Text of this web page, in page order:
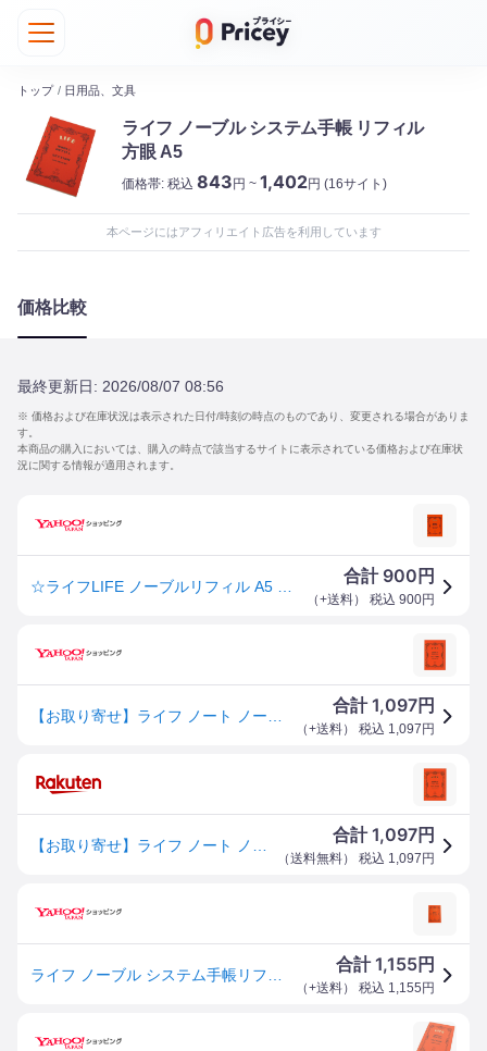
トップ / 日用品、文具
ライフ ノーブル システム手帳 リフィル
方眼 A5
価格帯: 税込 843円 ~ 1,402円 (16サイト)
本ページにはアフィリエイト広告を利用しています
価格比較
最終更新日: 2026/08/07 08:56
※ 価格および在庫状況は表示された日付/時刻の時点のものであり、変更される場合がありま
す。
本商品の購入においては、購入の時点で該当するサイトに表示されている価格および在庫状
況に関する情報が適用されます。
合計 900 円
（+送料） 税込 900円
合計1,097円
（+送料） 税込 1,097 円
合計1,097円
（送料無料） 税込 1,097 円
合計1,155円
（+送料） 税込 1,155 円